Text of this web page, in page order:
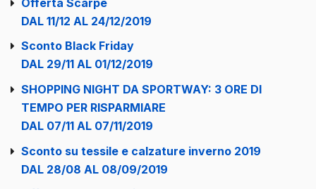
DAL 11/12 AL 24/12/2019
Sconto Black Friday
DAL 29/11 AL 01/12/2019
SHOPPING NIGHT DA SPORTWAY: 3 ORE DI
TEMPO PER RISPARMIARE
DAL 07/11 AL 07/11/2019
Sconto su tessile e calzature inverno 2019
DAL 28/08 AL 08/09/2019